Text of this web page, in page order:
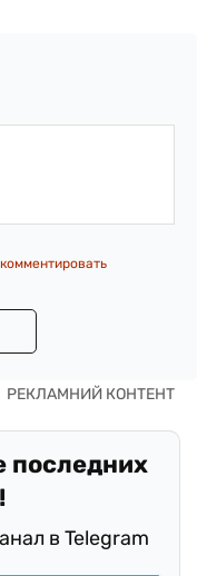
последних
в Telegram